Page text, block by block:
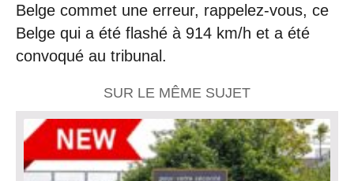
Belge commet une erreur, rappelez-vous, ce
Belge qui a été flashé à 914 km/h et a été
convoqué au tribunal.
SUR LE MÊME SUJET